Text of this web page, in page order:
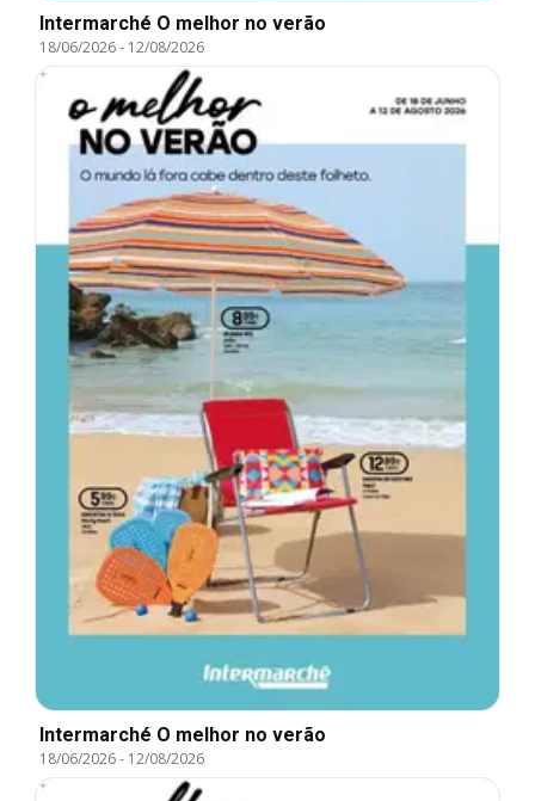
Intermarché O melhor no verão
18/06/2026- 12/08/2026
Intermarché O melhor no verão
18/06/2026- 12/08/2026